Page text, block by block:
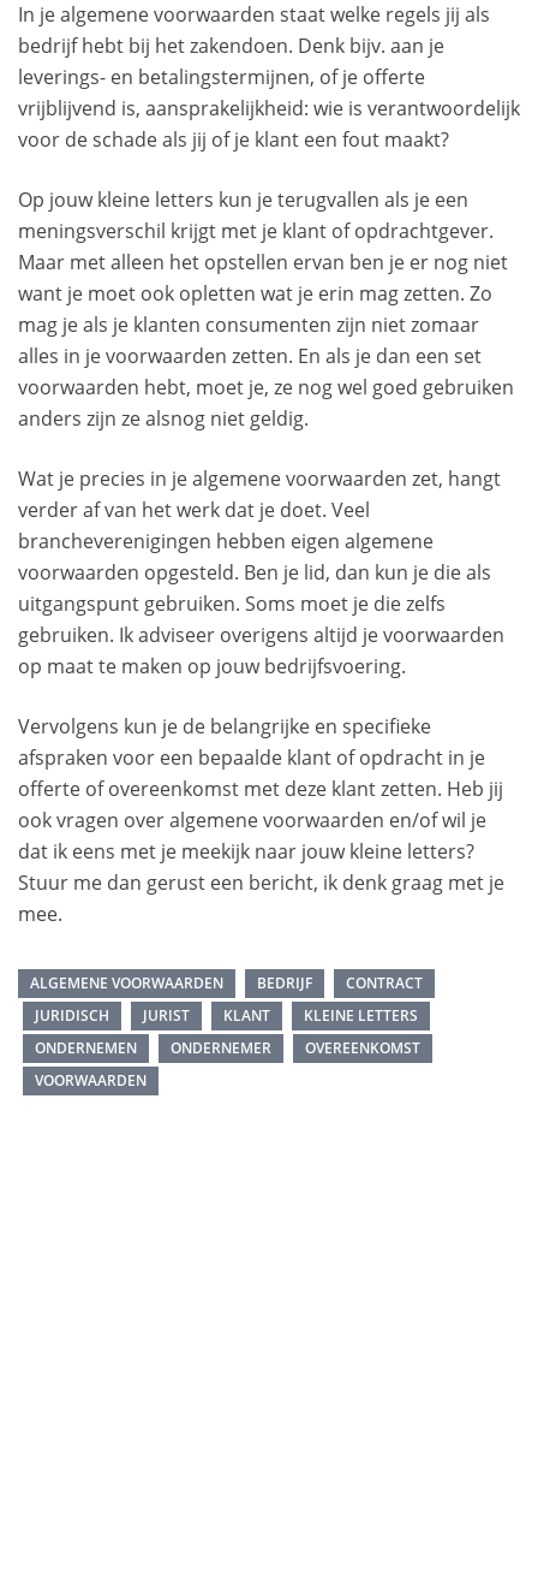
In je algemene voorwaarden staat welke regels jij als
bedrijf hebt bij het zakendoen. Denk bijv. aan je
leverings- en betalingstermijnen, of je offerte
vrijblijvend is, aansprakelijkheid: wie is verantwoordelijk
voor de schade als jij of je klant een fout maakt?
Op jouw kleine letters kun je terugvallen als je een
meningsverschil krijgt met je klant of opdrachtgever.
Maar met alleen het opstellen ervan ben je er nog niet
want je moet ook opletten wat je erin mag zetten. Zo
mag je als je klanten consumenten zijn niet zomaar
alles in je voorwaarden zetten. En als je dan een set
voorwaarden hebt, moet je, ze nog wel goed gebruiken
anders zijn ze alsnog niet geldig.
Wat je precies in je algemene voorwaarden zet, hangt
verder af van het werk dat je doet. Veel
brancheverenigingen hebben eigen algemene
voorwaarden opgesteld. Ben je lid, dan kun je die als
uitgangspunt gebruiken. Soms moet je die zelfs
gebruiken. Ik adviseer overigens altijd je voorwaarden
op maat te maken op jouw bedrijfsvoering.
Vervolgens kun je de belangrijke en specifieke
afspraken voor een bepaalde klant of opdracht in je
offerte of overeenkomst met deze klant zetten. Heb jij
ook vragen over algemene voorwaarden en/of wil je
dat ik eens met je meekijk naar jouw kleine letters?
Stuur me dan gerust een bericht, ik denk graag met je
mee.
ALGEMENE VOORWAARDEN BEDRIJF
CONTRACT
JURIDISCH
JURIST KLANT
KLEINE LETTERS
ONDERNEMEN
ONDERNEMER
OVEREENKOMST
VOORWAARDEN